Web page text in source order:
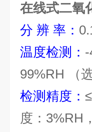
在线式二氧
分 辨 率：
温度检测：
99%RH （
检测精度：
度：3%RH